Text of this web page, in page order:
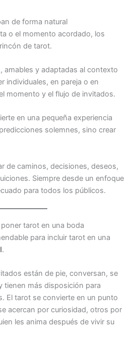
de forma natural
o el momento acordado, los
de tarot.
amables y adaptadas al contexto
individuales, en pareja o en
momento y el flujo de invitados.
en una pequeña experiencia
solemnes, sino crear
de caminos, decisiones, deseos,
Siempre desde un enfoque
para todos los públicos.
tarot en una boda
para incluir tarot en una
.
están de pie, conversan, se
tienen más disposición para
El tarot se convierte en un punto
acercan por curiosidad, otros por
les anima después de vivir su